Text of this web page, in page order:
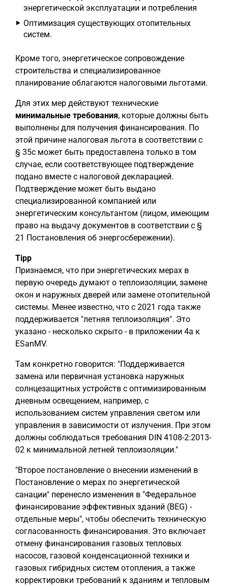
энергетической эксплуатации и потребления
Оптимизация существующих отопительных
систем.
Кроме того, энергетическое сопровождение
строительства и специализированное
планирование облагаются налоговыми льготами.
Для этих мер действуют технические
минимальные требования, которые должны быть
выполнены для получения финансирования. По
этой причине налоговая льгота в соответствии с
§ 35c может быть предоставлена только в том
случае, если соответствующее подтверждение
подано вместе с налоговой декларацией.
Подтверждение может быть выдано
специализированной компанией или
энергетическим консультантом (лицом, имеющим
право на выдачу документов в соответствии с §
21 Постановления об энергосбережении).
Tipp
Признаемся, что при энергетических мерах в
первую очередь думают о теплоизоляции, замене
окон и наружных дверей или замене отопительной
системы. Менее известно, что с 2021 года также
поддерживается "летняя теплоизоляция". Это
указано - несколько скрыто - в приложении 4a к
ESanMV.
Там конкретно говорится: "Поддерживается
замена или первичная установка наружных
солнцезащитных устройств с оптимизированным
дневным освещением, например, с
использованием систем управления светом или
управления в зависимости от излучения. При этом
должны соблюдаться требования DIN 4108-2:2013-
02 к минимальной летней теплоизоляции."
"Второе постановление о внесении изменений в
Постановление о мерах по энергетической
санации" перенесло изменения в "Федеральное
финансирование эффективных зданий (BEG) -
отдельные меры", чтобы обеспечить техническую
согласованность финансирования. Это включает
отмену финансирования газовых тепловых
насосов, газовой конденсационной техники и
газовых гибридных систем отопления, а также
корректировки требований к зданиям и тепловым